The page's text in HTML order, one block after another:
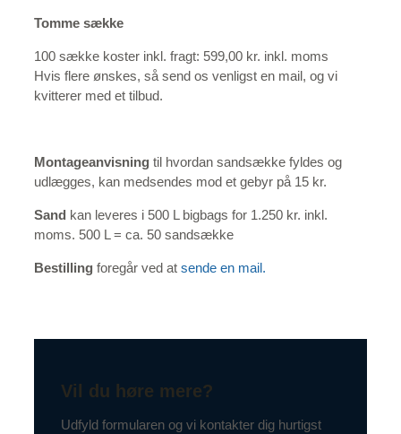
Tomme sække
100 sække koster inkl. fragt: 599,00 kr. inkl. moms
Hvis flere ønskes, så send os venligst en mail, og vi
kvitterer med et tilbud.
Montageanvisning til hvordan sandsække fyldes og
udlægges, kan medsendes mod et gebyr på 15 kr.
Sand kan leveres i 500 L bigbags for 1.250 kr. inkl.
moms. 500 L = ca. 50 sandsække
Bestilling foregår ved at sende en mail.
Vil du høre mere?
Udfyld formularen og vi kontakter dig hurtigst